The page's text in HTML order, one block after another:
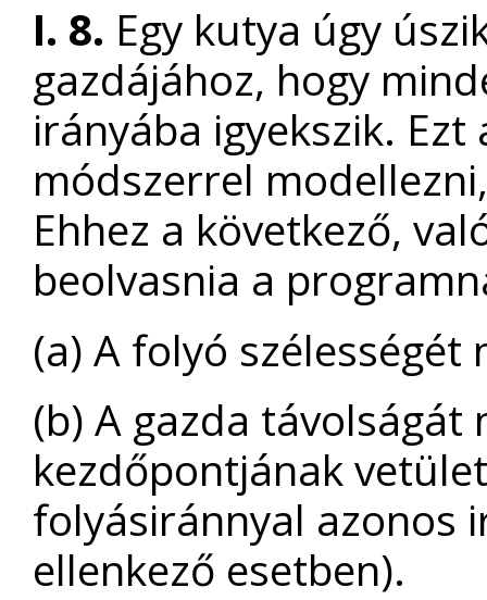
I. 8. Egy kutya úgy
gazdájához, hogy
irányába igyekszik.
módszerrel
Ehhez a következő,
beolvasnia a
(a) A folyó szélességét
(b) A gazda
kezdőpontjának
folyásiránnyal azonos
ellenkező esetben).